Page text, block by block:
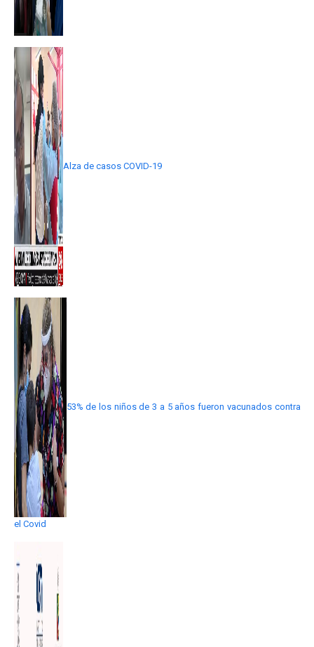
Alza de casos COVID-19
53% de los niños de 3 a 5 años fueron vacunados contra
el Covid